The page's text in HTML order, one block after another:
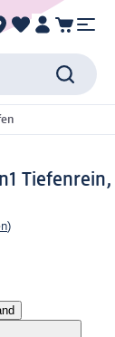
Tiefenrein,
)